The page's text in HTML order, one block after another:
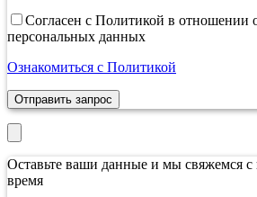
Согласен с Политикой в отношении
персональных данных
Ознакомиться с Политикой
Отправить запрос
Оставьте ваши данные и мы свяжемся
время